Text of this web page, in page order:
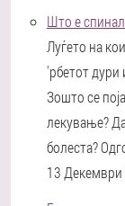
Што е
Луѓето на
'рбетот дури
Зошто се
лекување?
болеста?
13 Декември